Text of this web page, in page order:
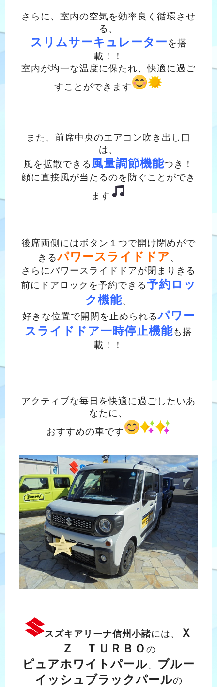
さらに、室内の空気を効率良く循環させ
る、
スリムサーキュレーターを搭
載！！
室内が均一な温度に保たれ、快適に過ご
すことができます
また、前席中央のエアコン吹き出し口
は、
風を拡散できる 風量調節機能つき！
顔に直接風が当たるのを防ぐことができ
ます
後席両側にはボタン１つで開け閉めがで
きるパワースライドドア、
さらにパワースライドドアが閉まりきる
前にドアロックを予約できる予約ロッ
ク機能、
好きな位置で開閉を止められるパワー
スライドドア一時停止機能も搭
載！！
アクティブな毎日を快適に過ごしたいあ
なたに、
おすすめの車です
スズキアリーナ信州小諸には、
Ｘ
Ｚ ＴＵＲＢＯ の
ピュアホワイトパール、 ブルー
イッシュブラックパールの